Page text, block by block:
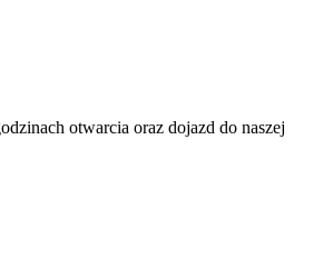
otwarcia oraz dojazd do naszej